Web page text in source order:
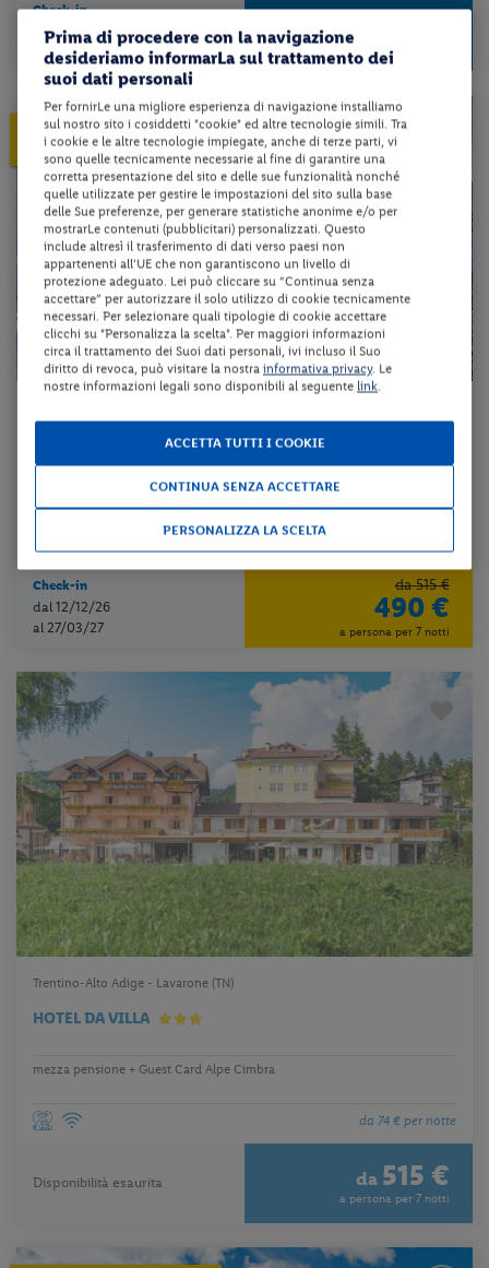
Check-in
dal 31/08/26
al 07/10/26
a persona per 4 notti
PRENOTA PRIMA
ENTRO IL 31/10/2026 5%
S
mezza pensione + utilizzo dell’area benessere + utilizzo della piscin...
Check-in
dal 12/12/26
al 27/03/27
da 515 €
490 €
a persona per 7 notti
Trentino-Alto Adige - Lavarone (TN)
HOTEL DA VILLA
mezza pensione + Guest Card Alpe Cimbra
da 74 € per notte
Disponibilità esaurita da 515 €
a persona per 7 notti
Prima di procedere con la navigazione
desideriamo informarLa sul trattamento dei
suoi dati personali
Per fornirLe una migliore esperienza di navigazione installiamo
sul nostro sito i cosiddetti "cookie" ed altre tecnologie simili. Tra
i cookie e le altre tecnologie impiegate, anche di terze parti, vi
sono quelle tecnicamente necessarie al fine di garantire una
corretta presentazione del sito e delle sue funzionalità nonché
quelle utilizzate per gestire le impostazioni del sito sulla base
delle Sue preferenze, per generare statistiche anonime e/o per
mostrarLe contenuti (pubblicitari) personalizzati. Questo
include altresì il trasferimento di dati verso paesi non
appartenenti all'UE che non garantiscono un livello di
protezione adeguato. Lei può cliccare su “Continua senza
accettare” per autorizzare il solo utilizzo di cookie tecnicamente
necessari. Per selezionare quali tipologie di cookie accettare
clicchi su "Personalizza la scelta". Per maggiori informazioni
circa il trattamento dei Suoi dati personali, ivi incluso il Suo
diritto di revoca, può visitare la nostra informativa privacy. Le
nostre informazioni legali sono disponibili al seguente link.
ACCETTA TUTTI I COOKIE
CONTINUA SENZA ACCETTARE
PERSONALIZZA LA SCELTA